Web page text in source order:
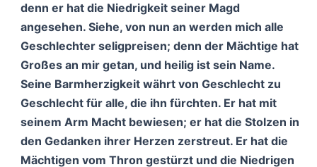
denn er hat die Niedrigkeit seiner Magd
angesehen. Siehe, von nun an werden mich alle
Geschlechter seligpreisen; denn der Mächtige hat
Großes an mir getan, und heilig ist sein Name.
Seine Barmherzigkeit währt von Geschlecht zu
Geschlecht für alle, die ihn fürchten. Er hat mit
seinem Arm Macht bewiesen; er hat die Stolzen in
den Gedanken ihrer Herzen zerstreut. Er hat die
Mächtigen vom Thron gestürzt und die Niedrigen